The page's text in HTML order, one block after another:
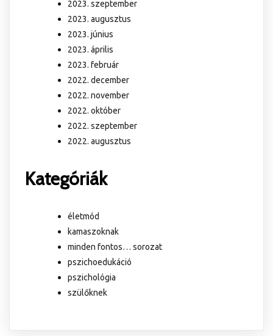
2023. szeptember
2023. augusztus
2023. június
2023. április
2023. február
2022. december
2022. november
2022. október
2022. szeptember
2022. augusztus
Kategóriák
életmód
kamaszoknak
minden fontos… sorozat
pszichoedukáció
pszichológia
szülőknek